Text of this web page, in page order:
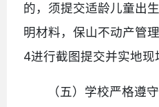
的，须提交适龄儿童出
明材料，保山不动产管
4进行截图提交并实地现
（五）学校严格遵